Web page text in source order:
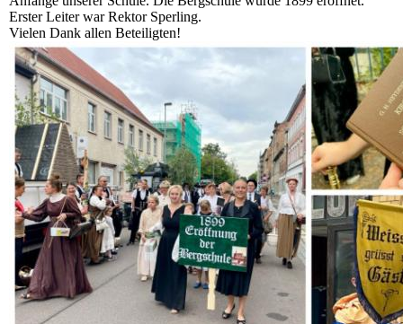
Erster Leiter war Rektor Sperling.
Vielen Dank allen Beteiligten!